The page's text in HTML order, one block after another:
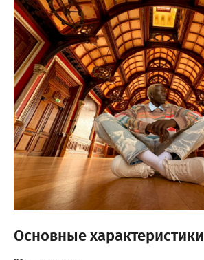
Основные характеристики